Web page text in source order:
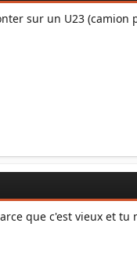
sur un U23
que c'est vieux et